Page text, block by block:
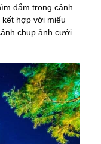
đắm trong cảnh
hợp với miếu
chụp ảnh cưới